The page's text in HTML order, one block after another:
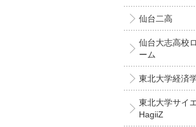
仙台二高
仙台大志高校
ーム
東北大学経済
東北大学サイ
HagiiZ